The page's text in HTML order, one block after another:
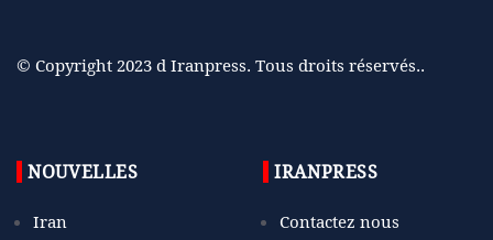
© Copyright 2023 d Iranpress. Tous droits réservés..
NOUVELLES
Iran
IRANPRESS
Contactez nous